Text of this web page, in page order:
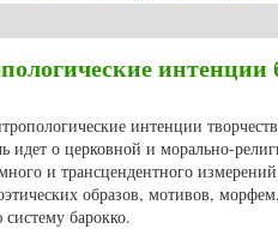
интенции
идет о церковной и морально-
и трансцендентного
образов, мотивов,
барокко.